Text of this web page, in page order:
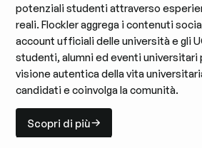
potenziali studenti attraverso
reali. Flockler aggrega i contenuti
account ufficiali delle università e gli
studenti, alumni ed eventi universitari
visione autentica della vita
candidati e coinvolga la comunità.
Scopri di più